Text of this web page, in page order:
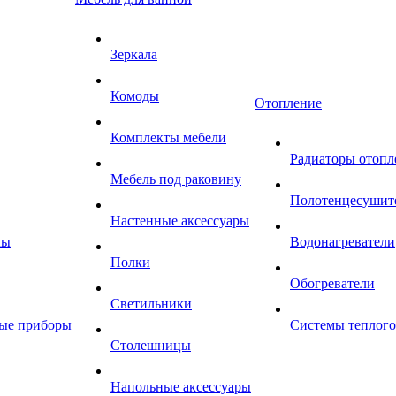
приборы
Зеркала
Комоды
Комплекты мебели
Мебель под раковину
Настенные аксессуары
Полки
Светильники
Столешницы
Напольные аксессуары
Отопление
Радиаторы
Водонагреватели
Обогреватели
Системы